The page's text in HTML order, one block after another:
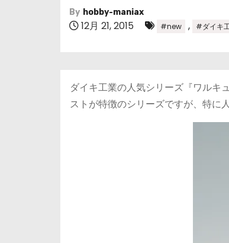
By hobby-maniax
12月 21, 2015 #new , #ダイキ
ダイキ工業の人気シリーズ『ワルキ
ストが特徴のシリーズですが、特に